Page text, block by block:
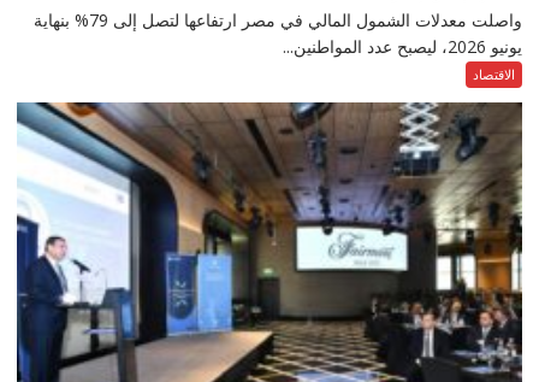
واصلت معدلات الشمول المالي في مصر ارتفاعها لتصل إلى 79% بنهاية
يونيو 2026، ليصبح عدد المواطنين...
الاقتصاد